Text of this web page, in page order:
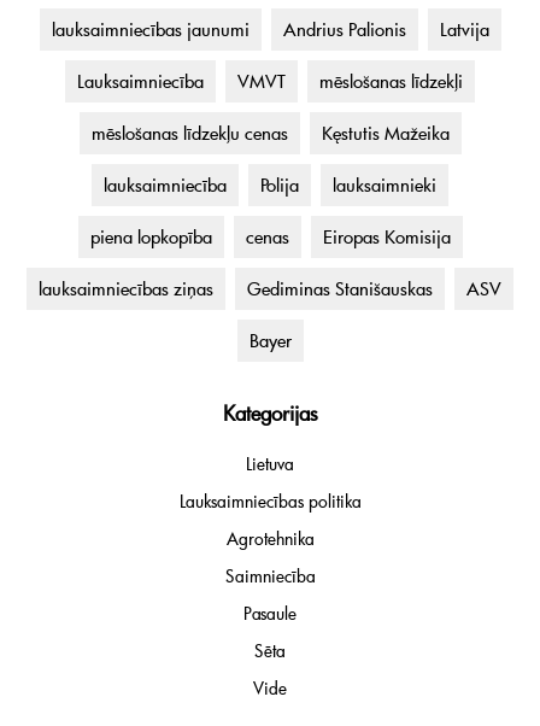
lauksaimniecības jaunumi Andrius Palionis Latvija
Lauksaimniecība VMVT mēslošanas līdzekļi
mēslošanas līdzekļu cenas Kęstutis Mažeika
lauksaimniecība Polija lauksaimnieki
piena lopkopība cenas Eiropas Komisija
lauksaimniecības ziņas Gediminas Stanišauskas ASV
Bayer
Kategorijas
Lietuva
Lauksaimniecības politika
Agrotehnika
Saimniecība
Pasaule
Sēta
Vide